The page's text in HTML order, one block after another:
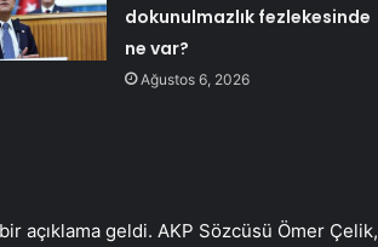
dokunulmazlık fezlekesinde
ne var?
Ağustos 6, 2026
açıklama geldi. AKP Sözcüsü Ömer Çelik,